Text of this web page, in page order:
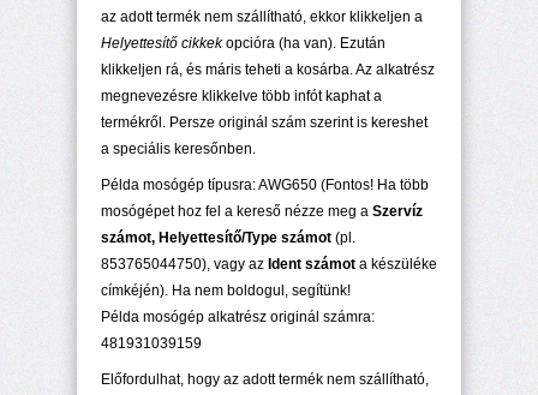
az adott termék nem szállítható, ekkor klikkeljen a
Helyettesítő cikkekopcióra (ha van). Ezután
klikkeljen rá, és máris teheti a kosárba. Az alkatrész
megnevezésre klikkelve több infót kaphat a
termékről. Persze originál szám szerint is kereshet
a speciális keresőnben.
Példa mosógép típusra: AWG650 (Fontos! Ha több
mosógépet hoz fel a kereső nézze meg a Szervíz
számot, Helyettesítő/Type számot (pl.
853765044750), vagy az Ident számot a készüléke
címkéjén). Ha nem boldogul, segítünk!
Példa mosógép alkatrész originál számra:
481931039159
Előfordulhat, hogy az adott termék nem szállítható,